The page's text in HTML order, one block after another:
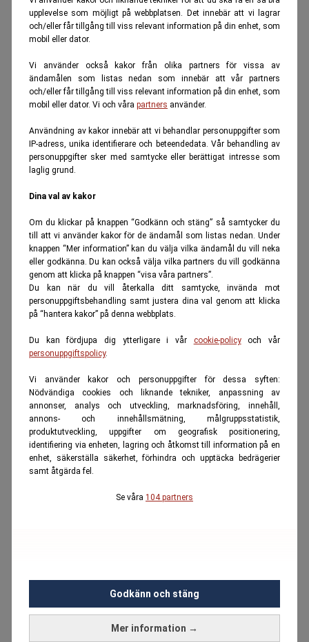
upplevelse som möjligt på webbplatsen. Det innebär att vi lagrar
och/eller får tillgång till viss relevant information på din enhet, som
mobil eller dator.
Vi använder också kakor från olika partners för vissa av
ändamålen som listas nedan som innebär att vår partners
och/eller får tillgång till viss relevant information på din enhet, som
mobil eller dator. Vi och våra partners använder.
Användning av kakor innebär att vi behandlar personuppgifter som
IP-adress, unika identifierare och beteendedata. Vår behandling av
personuppgifter sker med samtycke eller berättigat intresse som
laglig grund.
Dina val av kakor
Om du klickar på knappen “Godkänn och stäng” så samtycker du
till att vi använder kakor för de ändamål som listas nedan. Under
knappen “Mer information” kan du välja vilka ändamål du vill neka
eller godkänna. Du kan också välja vilka partners du vill godkänna
genom att klicka på knappen “visa våra partners”.
Du kan när du vill återkalla ditt samtycke, invända mot
personuppgiftsbehandling samt justera dina val genom att klicka
på “hantera kakor” på denna webbplats.
Du kan fördjupa dig ytterligare i vår cookie-policyoch vår
personuppgiftspolicy.
Vi använder kakor och personuppgifter för dessa syften:
Nödvändiga cookies och liknande tekniker, anpassning av
annonser, analys och utveckling, marknadsföring, innehåll,
annons- och innehållsmätning, målgruppsstatistik,
produktutveckling, uppgifter om geografisk positionering,
identifiering via enheten, lagring och åtkomst till information på en
enhet, säkerställa säkerhet, förhindra och upptäcka bedrägerier
samt åtgärda fel.
Se våra 104 partners
Mer information →
Godkänn och stäng